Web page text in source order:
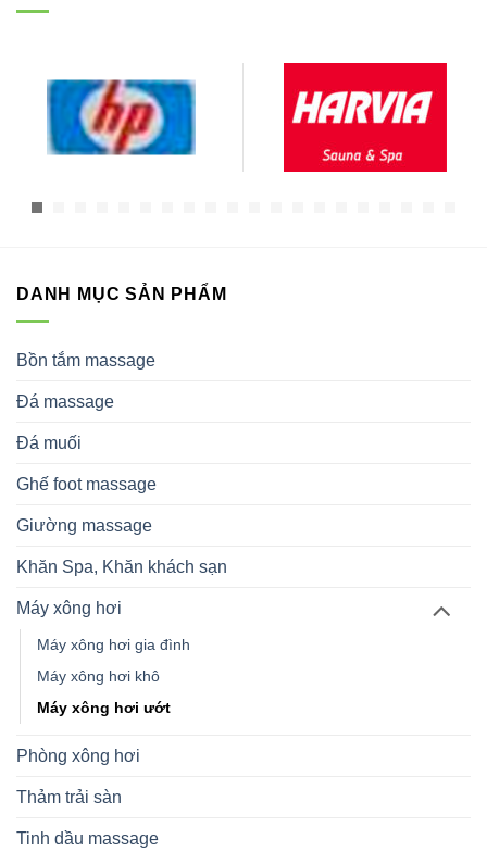
DANH MỤC SẢN PHẨM
Bồn tắm massage
Đá massage
Đá muối
Ghế foot massage
Giường massage
Khăn Spa, Khăn khách sạn
Máy xông hơi
Máy xông hơi gia đình
Máy xông hơi khô
Máy xông hơi ướt
Phòng xông hơi
Thảm trải sàn
Tinh dầu massage